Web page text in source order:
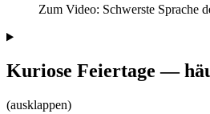
Zum Video: Schwerste Sprache
Kuriose Feiertage —
(ausklappen)